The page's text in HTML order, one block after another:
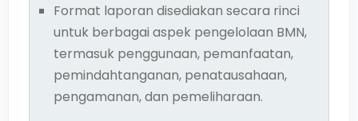
Format laporan disediakan secara rinci
untuk berbagai aspek pengelolaan BMN,
termasuk penggunaan, pemanfaatan,
pemindahtanganan, penatausahaan,
pengamanan, dan pemeliharaan.